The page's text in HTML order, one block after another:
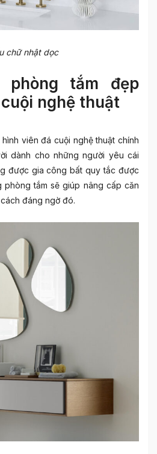
chữ nhật dọc
phòng tắm đẹp
nghệ thuật
hình viên đá cuội nghệ thuật chính
dành cho những người yêu cái
được gia công bất quy tắc được
tắm sẽ giúp nâng cấp căn
đáng ngờ đó.